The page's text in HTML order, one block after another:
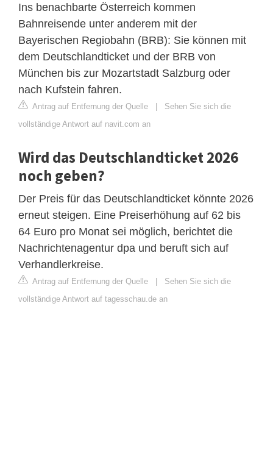
Ins benachbarte Österreich kommen
Bahnreisende unter anderem mit der
Bayerischen Regiobahn (BRB): Sie können mit
dem Deutschlandticket und der BRB von
München bis zur Mozartstadt Salzburg oder
nach Kufstein fahren.
Antrag auf Entfernung der Quelle | Sehen Sie sich die
vollständige Antwort auf navit.com an
Wird das Deutschlandticket 2026
noch geben?
Der Preis für das Deutschlandticket könnte 2026
erneut steigen. Eine Preiserhöhung auf 62 bis
64 Euro pro Monat sei möglich, berichtet die
Nachrichtenagentur dpa und beruft sich auf
Verhandlerkreise.
Antrag auf Entfernung der Quelle | Sehen Sie sich die
vollständige Antwort auf tagesschau.de an